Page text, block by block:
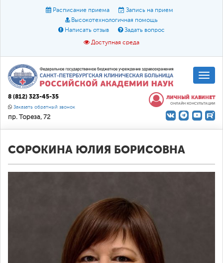
Расписание приема
Запись на прием
Высокотехнологичная помощь
Написать отзыв
Задать вопрос
Доступная среда
Размер шрифта: A A A
Цвет:
О доступной среде
8 (812) 323-45-35
Заказать обратный звонок
пр. Тореза, 72
ЛИЧНЫЙ КАБИНЕТ
ОНЛАЙН КОНСУЛЬТАЦИИ
СОРОКИНА ЮЛИЯ БОРИСОВНА